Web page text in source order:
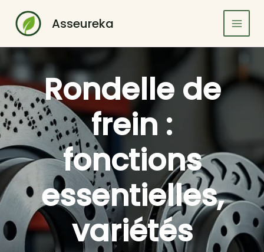
contenu
Asseureka
Rondelle de
frein :
fonctions
essentielles,
variétés